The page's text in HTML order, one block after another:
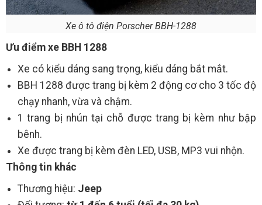
Xe ô tô điện Porscher BBH-1288
Ưu điểm xe BBH 1288
Xe có kiểu dáng sang trọng, kiểu dáng bắt mắt.
BBH 1288 được trang bị kèm 2 động cơ cho 3 tốc độ
chạy nhanh, vừa và chậm.
1 trang bị nhún tại chỗ được trang bị kèm như bập
bênh.
Xe được trang bị kèm đèn LED, USB, MP3 vui nhộn.
Thông tin khác
Thương hiệu: Jeep